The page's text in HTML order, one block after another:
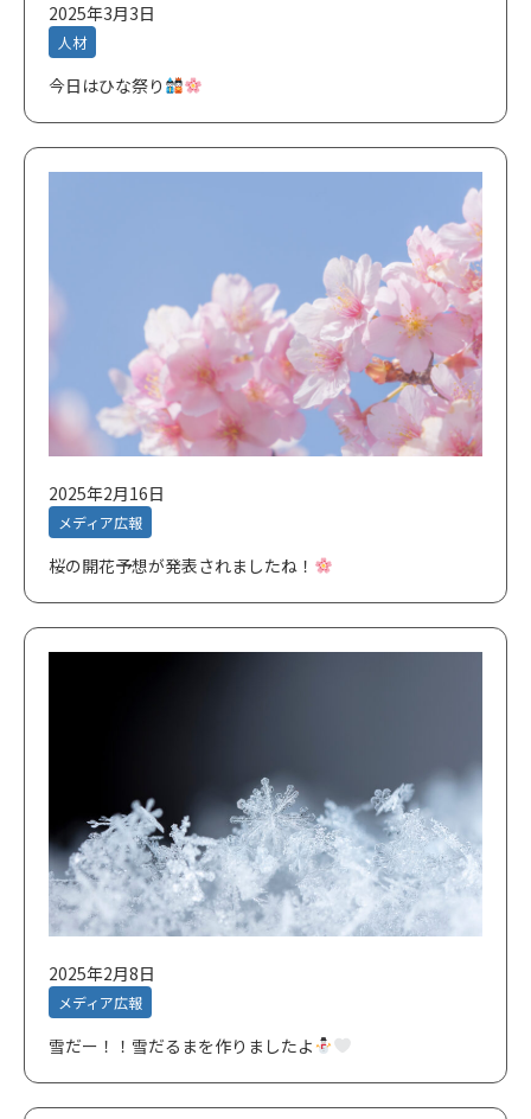
2025年3月3日
人材
今日はひな祭り
2025年2月16日
メディア広報
桜の開花予想が発表されましたね！
2025年2月8日
メディア広報
雪だー！！雪だるまを作りましたよ